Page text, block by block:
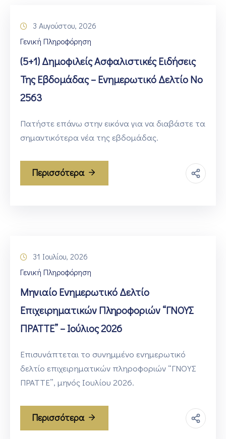
3 Αυγούστου, 2026
Γενική Πληροφόρηση
(5+1) Δημοφιλείς Ασφαλιστικές Ειδήσεις
Της Εβδομάδας – Ενημερωτικό Δελτίο Νο
2563
Πατήστε επάνω στην εικόνα για να διαβάστε τα
σημαντικότερα νέα της εβδομάδας.
Περισσότερα
31 Ιουλίου, 2026
Γενική Πληροφόρηση
Μηνιαίο Ενημερωτικό Δελτίο
Επιχειρηματικών Πληροφοριών “ΓΝΟΥΣ
ΠΡΑΤΤΕ” – Ιούλιος 2026
Επισυνάπτεται το συνημμένο ενημερωτικό
δελτίο επιχειρηματικών πληροφοριών “ΓΝΟΥΣ
ΠΡΑΤΤΕ”, μηνός Ιουλίου 2026.
Περισσότερα